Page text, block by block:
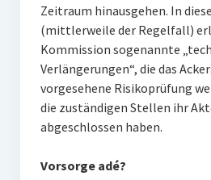
Zeitraum hinausgehen. In
(mittlerweile der Regelfall)
Kommission sogenannte
Verlängerungen“, die das
vorgesehene Risikoprüfung
die zuständigen Stellen ihr
abgeschlossen haben.
Vorsorge adé?